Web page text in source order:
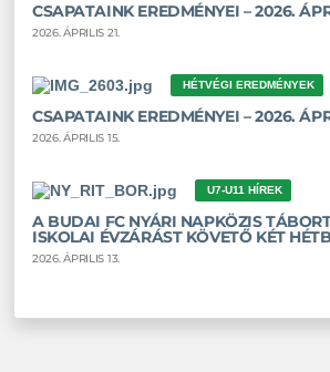
CSAPATAINK EREDMÉNYEI – 2026.
2026. ÁPRILIS 21.
HÉTVÉGI EREDMÉNYEK
CSAPATAINK EREDMÉNYEI – 2026.
2026. ÁPRILIS 15.
U7-U11 HÍREK
A BUDAI FC NYÁRI NAPKÖZIS
ISKOLAI ÉVZÁRÁST KÖVETŐ KÉT
2026. ÁPRILIS 13.